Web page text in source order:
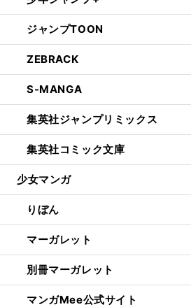
ジャンプTOON
ZEBRACK
S-MANGA
集英社ジャンプリミックス
集英社コミック文庫
少女マンガ
りぼん
マーガレット
別冊マーガレット
マンガMee公式サイト